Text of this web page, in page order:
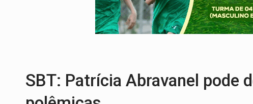
COLEGIADO:Brasil e Rússia discutem energia
URGENTE:Colisão entre caminhão e carro
SBT: Patrícia Abravanel pode